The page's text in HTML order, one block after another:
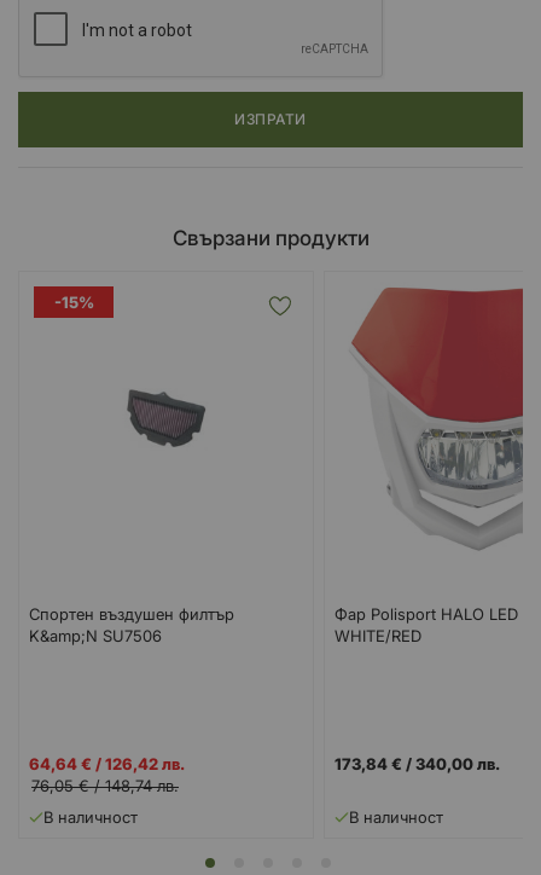
ИЗПРАТИ
Свързани продукти
-15%
Спортен въздушен филтър
K&amp;N SU7506
Промо
цена
64,64 € /126,42 лв.
76,05 €/148,74 лв.
В наличност
Фар Polisport HALO LED -
WHITE/RED
173,84 € /340,00 лв.
В наличност